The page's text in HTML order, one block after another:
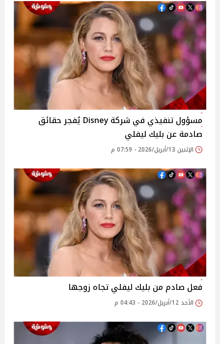
مسؤول تنفيذي في شركة Disney يُفجر حقائق
صادمة عن بليك ليفلي
الإثنين 13/أبريل/2026 - 07:59 م
فعل صادم من بليك ليفلي تجاه زوجها
الأحد 12/أبريل/2026 - 04:43 م